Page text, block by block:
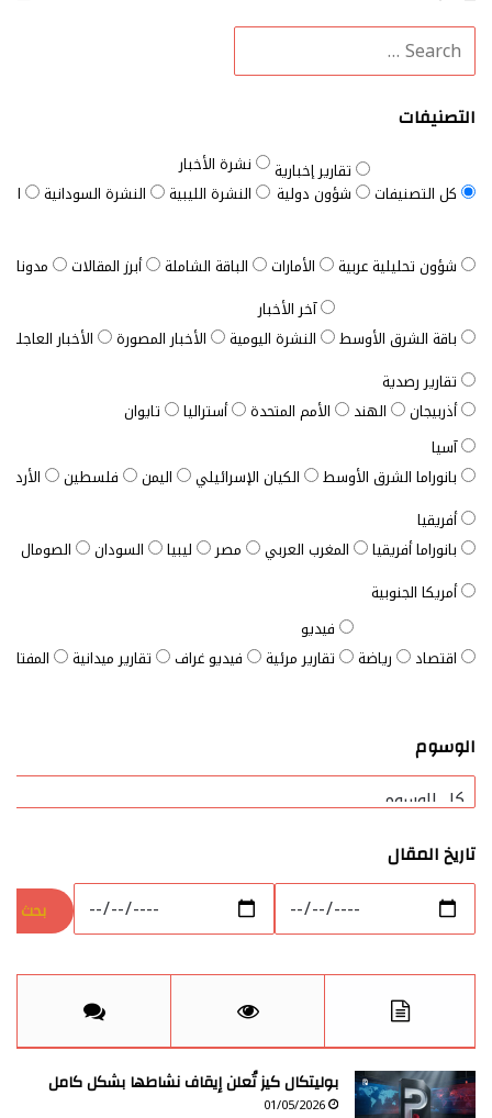
التصنيفات
كل التصنيفات
تقارير إخبارية
شؤون دولية
نشرة الأخبار
النشرة الليبية
النشرة السودانية
شؤون تحليلية عربية الأمارات الباقة الشاملة أبرز المقالات مدونات
باقة الشرق الأوسط
آخر الأخبار
النشرة اليومية
الأخبار المصورة
الأخبار العاجلة
تقارير رصدية
أذربيجان
الهند الأمم المتحدة أستراليا
تايوان
آسيا
بانوراما الشرق الأوسط
الكيان الإسرائيلي اليمن فلسطين
الأردن
أفريقيا
بانوراما أفريقيا
المغرب العربي مصر ليبيا السودان الصومال
أمريكا الجنوبية
اقتصاد رياضة
فيديو
تقارير مرئية
فيديو غراف تقارير ميدانية
الوسوم
تاريخ المقال
بوليتكال كيز تُعلن إيقاف نشاطها بشكل كامل
01/05/2026